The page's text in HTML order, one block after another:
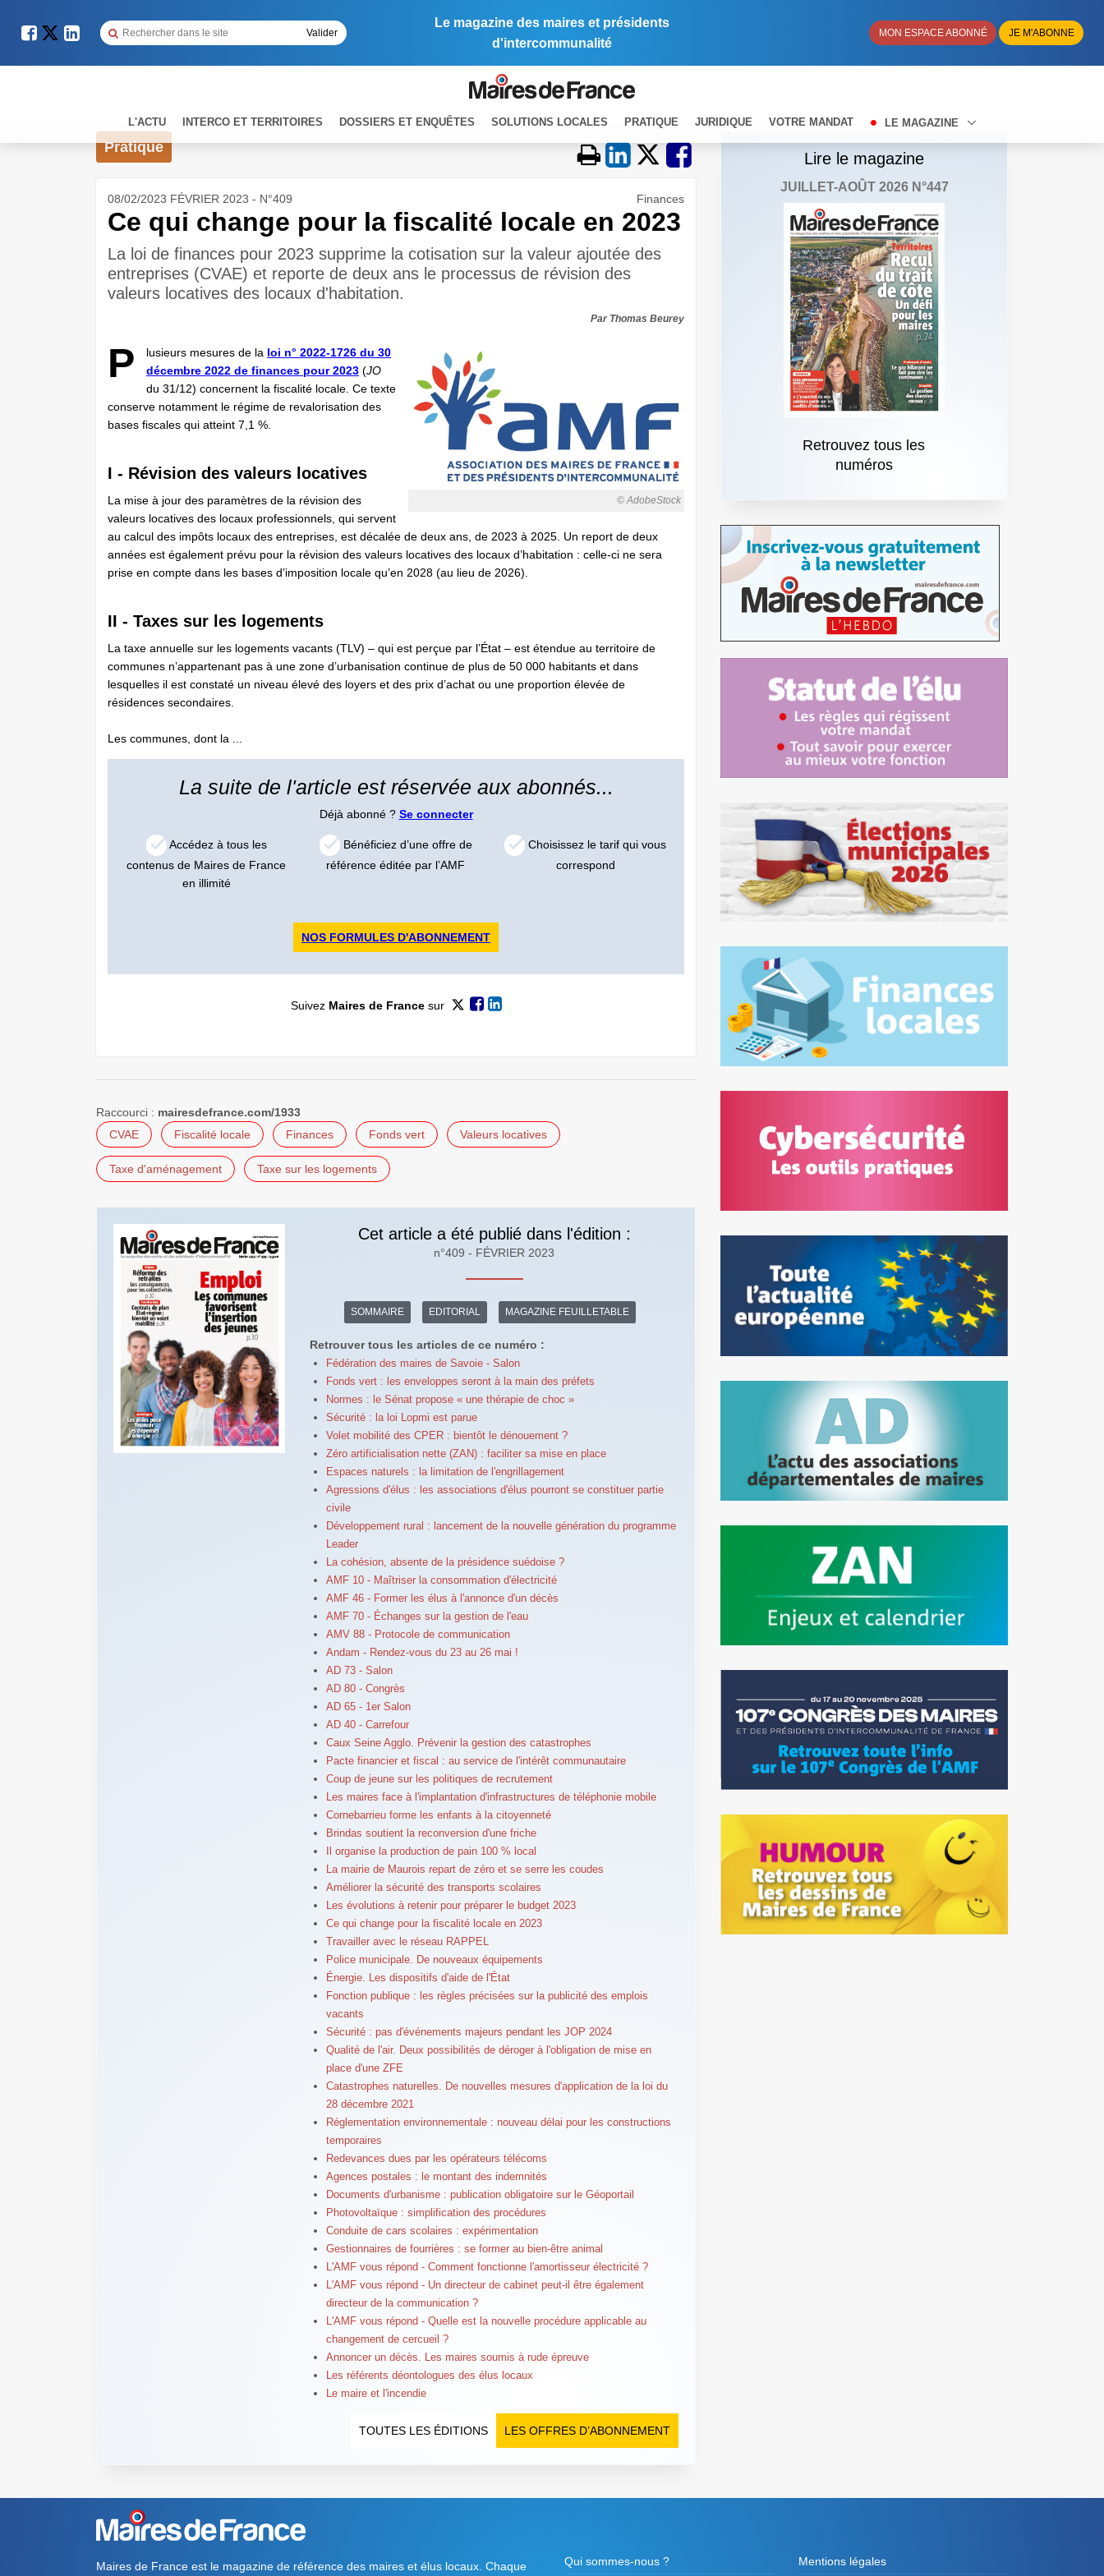
Le magazine des maires et présidents
d'intercommunalité
MON ESPACE ABONNÉ JE M'ABONNE
L'ACTU INTERCO ET TERRITOIRES DOSSIERS ET ENQUÊTES SOLUTIONS LOCALES PRATIQUE JURIDIQUE VOTRE MANDAT LE MAGAZINE
Pratique
08/02/2023 FÉVRIER 2023 - N°409 Finances
Ce qui change pour la fiscalité locale en 2023
La loi de finances pour 2023 supprime la cotisation sur la valeur ajoutée des
entreprises (CVAE) et reporte de deux ans le processus de révision des
valeurs locatives des locaux d'habitation.
Par Thomas Beurey
© AdobeStock
P lusieurs mesures de la loi n° 2022-1726 du 30
décembre 2022 de finances pour 2023 (JO
du 31/12) concernent la fiscalité locale. Ce texte
conserve notamment le régime de revalorisation des
bases fiscales qui atteint 7,1 %.
I - Révision des valeurs locatives
La mise à jour des paramètres de la révision des
valeurs locatives des locaux professionnels, qui servent
au calcul des impôts locaux des entreprises, est décalée de deux ans, de 2023 à 2025. Un report de deux
années est également prévu pour la révision des valeurs locatives des locaux d’habitation : celle-ci ne sera
prise en compte dans les bases d’imposition locale qu’en 2028 (au lieu de 2026).
II - Taxes sur les logements
La taxe annuelle sur les logements vacants (TLV) – qui est perçue par l’État – est étendue au territoire de
communes n’appartenant pas à une zone d’urbanisation continue de plus de 50 000 habitants et dans
lesquelles il est constaté un niveau élevé des loyers et des prix d’achat ou une proportion élevée de
résidences secondaires.
Les communes, dont la ...
La suite de l'article est réservée aux abonnés...
Déjà abonné ? Se connecter
Accédez à tous les
contenus de Maires de France
en illimité
Bénéficiez d’une offre de
référence éditée par l’AMF
Choisissez le tarif qui vous
correspond
NOS FORMULES D'ABONNEMENT
Suivez Maires de Francesur
Raccourci : mairesdefrance.com/1933
CVAE
Fiscalité locale Finances Fonds vert Valeurs locatives
Taxe d'aménagement Taxe sur les logements
Cet article a été publié dans l'édition :
n°409 - FÉVRIER 2023
SOMMAIRE EDITORIAL MAGAZINE FEUILLETABLE
Retrouver tous les articles de ce numéro :
Fédération des maires de Savoie - Salon
Fonds vert : les enveloppes seront à la main des préfets
Normes : le Sénat propose « une thérapie de choc »
Sécurité : la loi Lopmi est parue
Volet mobilité des CPER : bientôt le dénouement ?
Zéro artificialisation nette (ZAN) : faciliter sa mise en place
Espaces naturels : la limitation de l'engrillagement
Agressions d'élus : les associations d'élus pourront se constituer partie
civile
Développement rural : lancement de la nouvelle génération du programme
Leader
La cohésion, absente de la présidence suédoise ?
AMF 10 - Maîtriser la consommation d'électricité
AMF 46 - Former les élus à l'annonce d'un décès
AMF 70 - Échanges sur la gestion de l'eau
AMV 88 - Protocole de communication
Andam - Rendez-vous du 23 au 26 mai !
AD 73 - Salon
AD 80 - Congrès
AD 65 - 1er Salon
AD 40 - Carrefour
Caux Seine Agglo. Prévenir la gestion des catastrophes
Pacte financier et fiscal : au service de l'intérêt communautaire
Coup de jeune sur les politiques de recrutement
Les maires face à l'implantation d'infrastructures de téléphonie mobile
Cornebarrieu forme les enfants à la citoyenneté
Brindas soutient la reconversion d'une friche
Il organise la production de pain 100 % local
La mairie de Maurois repart de zéro et se serre les coudes
Améliorer la sécurité des transports scolaires
Les évolutions à retenir pour préparer le budget 2023
Ce qui change pour la fiscalité locale en 2023
Travailler avec le réseau RAPPEL
Police municipale. De nouveaux équipements
Énergie. Les dispositifs d'aide de l'État
Fonction publique : les règles précisées sur la publicité des emplois
vacants
Sécurité : pas d'événements majeurs pendant les JOP 2024
Qualité de l'air. Deux possibilités de déroger à l'obligation de mise en
place d'une ZFE
Catastrophes naturelles. De nouvelles mesures d'application de la loi du
28 décembre 2021
Réglementation environnementale : nouveau délai pour les constructions
temporaires
Redevances dues par les opérateurs télécoms
Agences postales : le montant des indemnités
Documents d'urbanisme : publication obligatoire sur le Géoportail
Photovoltaïque : simplification des procédures
Conduite de cars scolaires : expérimentation
Gestionnaires de fourrières : se former au bien-être animal
L'AMF vous répond - Comment fonctionne l'amortisseur électricité ?
L'AMF vous répond - Un directeur de cabinet peut-il être également
directeur de la communication ?
L'AMF vous répond - Quelle est la nouvelle procédure applicable au
changement de cercueil ?
Annoncer un décès. Les maires soumis à rude épreuve
Les référents déontologues des élus locaux
Le maire et l'incendie
LES OFFRES D’ABONNEMENT
TOUTES LES ÉDITIONS
Lire le magazine
JUILLET-AOÛT 2026 N°447
Retrouvez tous les
numéros
Maires de France est le magazine de référence des maires et élus locaux. Chaque Qui sommes-nous ? Mentions légales